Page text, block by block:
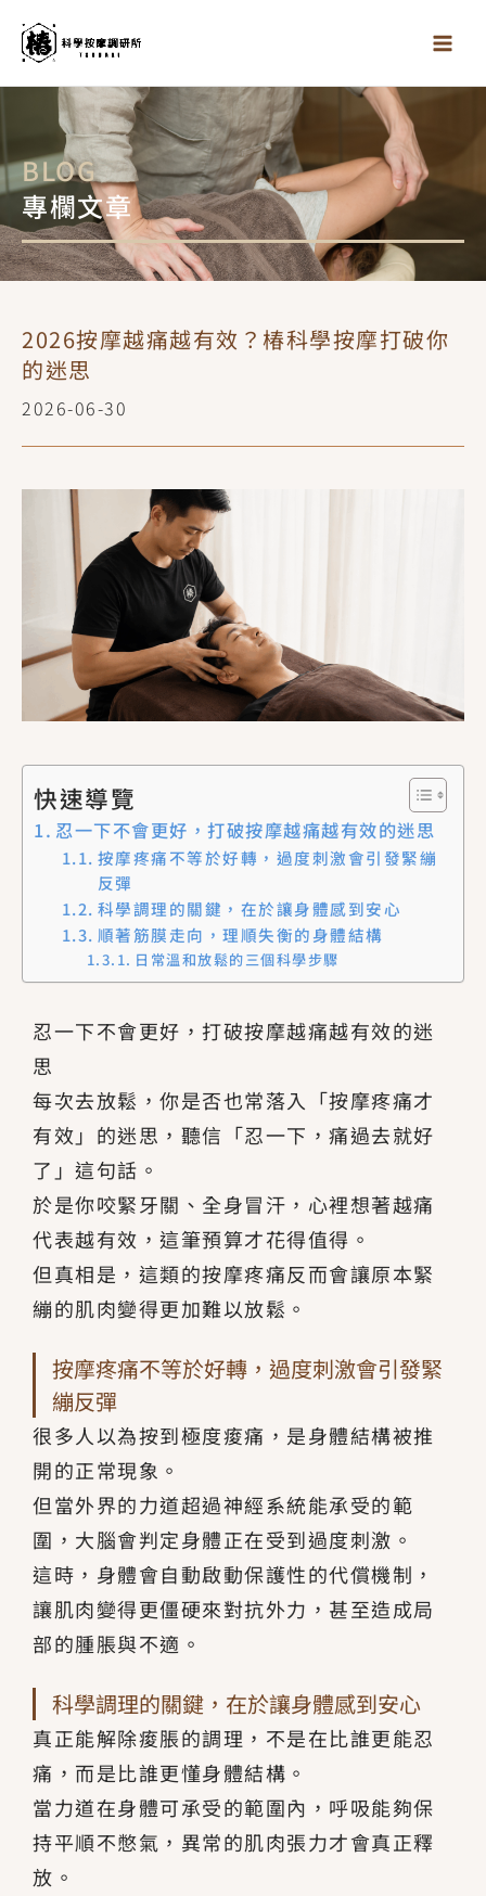
BLOG
專欄文章
2026按摩越痛越有效？椿科學按摩打破你
的迷思
2026-06-30
快速導覽
忍一下不會更好，打破按摩越痛越有效的迷思
按摩疼痛不等於好轉，過度刺激會引發緊繃
反彈
科學調理的關鍵，在於讓身體感到安心
順著筋膜走向，理順失衡的身體結構
日常溫和放鬆的三個科學步驟
忍一下不會更好，打破按摩越痛越有效的迷
思
每次去放鬆，你是否也常落入「按摩疼痛才
有效」的迷思，聽信「忍一下，痛過去就好
了」這句話。
於是你咬緊牙關、全身冒汗，心裡想著越痛
代表越有效，這筆預算才花得值得。
但真相是，這類的按摩疼痛反而會讓原本緊
繃的肌肉變得更加難以放鬆。
按摩疼痛不等於好轉，過度刺激會引發緊
繃反彈
很多人以為按到極度痠痛，是身體結構被推
開的正常現象。
但當外界的力道超過神經系統能承受的範
圍，大腦會判定身體正在受到過度刺激。
這時，身體會自動啟動保護性的代償機制，
讓肌肉變得更僵硬來對抗外力，甚至造成局
部的腫脹與不適。
科學調理的關鍵，在於讓身體感到安心
真正能解除痠脹的調理，不是在比誰更能忍
痛，而是比誰更懂身體結構。
當力道在身體可承受的範圍內，呼吸能夠保
持平順不憋氣，異常的肌肉張力才會真正釋
放。